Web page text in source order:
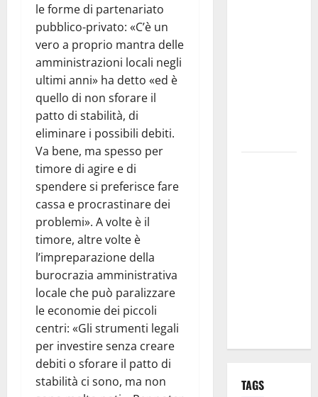
le forme di partenariato
pubblico-privato: «C’è un
vero a proprio mantra delle
amministrazioni locali negli
ultimi anni» ha detto «ed è
quello di non sforare il
patto di stabilità, di
eliminare i possibili debiti.
Va bene, ma spesso per
timore di agire e di
spendere si preferisce fare
cassa e procrastinare dei
problemi». A volte è il
timore, altre volte è
l’impreparazione della
burocrazia amministrativa
locale che può paralizzare
le economie dei piccoli
centri: «Gli strumenti legali
per investire senza creare
debiti o sforare il patto di
stabilità ci sono, ma non
TAGS